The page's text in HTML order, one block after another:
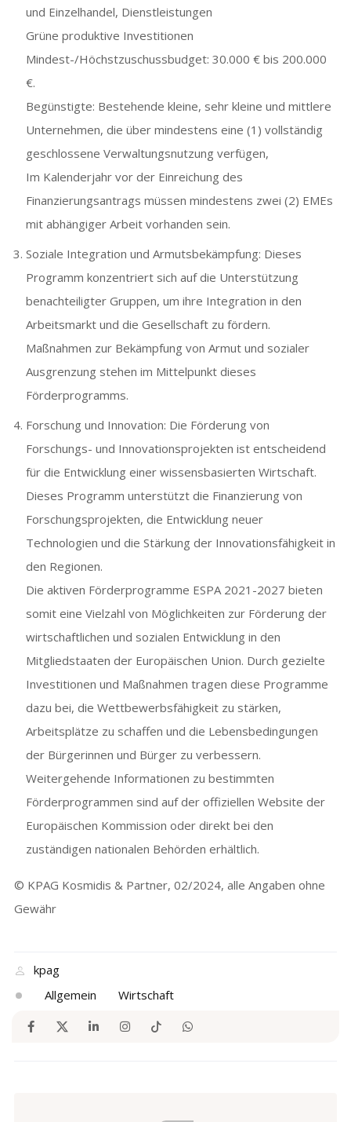
und Einzelhandel, Dienstleistungen
Grüne produktive Investitionen
Mindest-/Höchstzuschussbudget: 30.000 € bis 200.000
€.
Begünstigte: Bestehende kleine, sehr kleine und mittlere
Unternehmen, die über mindestens eine (1) vollständig
geschlossene Verwaltungsnutzung verfügen,
Im Kalenderjahr vor der Einreichung des
Finanzierungsantrags müssen mindestens zwei (2) EMEs
mit abhängiger Arbeit vorhanden sein.
Soziale Integration und Armutsbekämpfung: Dieses
Programm konzentriert sich auf die Unterstützung
benachteiligter Gruppen, um ihre Integration in den
Arbeitsmarkt und die Gesellschaft zu fördern.
Maßnahmen zur Bekämpfung von Armut und sozialer
Ausgrenzung stehen im Mittelpunkt dieses
Förderprogramms.
Forschung und Innovation: Die Förderung von
Forschungs- und Innovationsprojekten ist entscheidend
für die Entwicklung einer wissensbasierten Wirtschaft.
Dieses Programm unterstützt die Finanzierung von
Forschungsprojekten, die Entwicklung neuer
Technologien und die Stärkung der Innovationsfähigkeit in
den Regionen.
Die aktiven Förderprogramme ESPA 2021-2027 bieten
somit eine Vielzahl von Möglichkeiten zur Förderung der
wirtschaftlichen und sozialen Entwicklung in den
Mitgliedstaaten der Europäischen Union. Durch gezielte
Investitionen und Maßnahmen tragen diese Programme
dazu bei, die Wettbewerbsfähigkeit zu stärken,
Arbeitsplätze zu schaffen und die Lebensbedingungen
der Bürgerinnen und Bürger zu verbessern.
Weitergehende Informationen zu bestimmten
Förderprogrammen sind auf der offiziellen Website der
Europäischen Kommission oder direkt bei den
zuständigen nationalen Behörden erhältlich.
© KPAG Kosmidis & Partner, 02/2024, alle Angaben ohne
Gewähr
kpag
Allgemein
Wirtschaft